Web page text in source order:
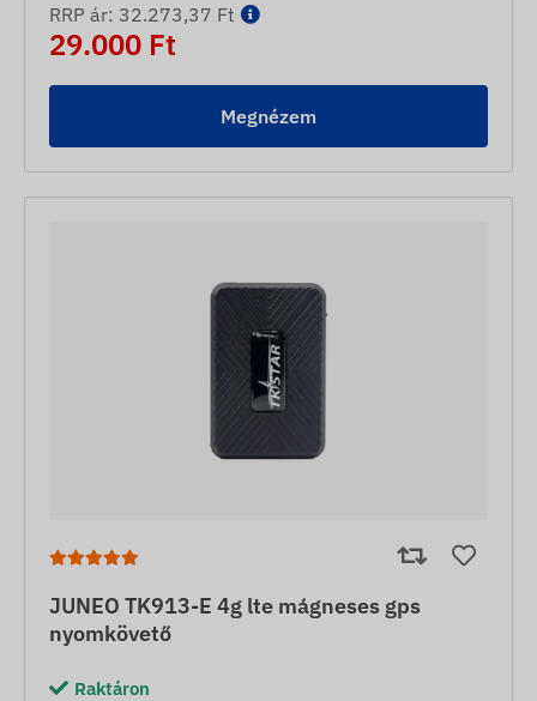
RRP ár: 32.273,37 Ft
29.000 Ft
Megnézem
JUNEO TK913-E 4g lte mágneses gps
nyomkövető
Raktáron